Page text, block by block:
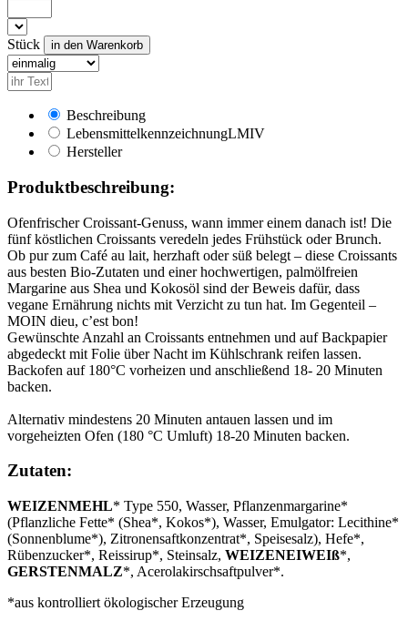
Stück
Beschreibung
LebensmittelkennzeichnungLMIV
Hersteller
Produktbeschreibung:
Ofenfrischer Croissant-Genuss, wann immer einem danach ist! Die
fünf köstlichen Croissants veredeln jedes Frühstück oder Brunch.
Ob pur zum Café au lait, herzhaft oder süß belegt – diese Croissants
aus besten Bio-Zutaten und einer hochwertigen, palmölfreien
Margarine aus Shea und Kokosöl sind der Beweis dafür, dass
vegane Ernährung nichts mit Verzicht zu tun hat. Im Gegenteil –
MOIN dieu, c’est bon!
Gewünschte Anzahl an Croissants entnehmen und auf Backpapier
abgedeckt mit Folie über Nacht im Kühlschrank reifen lassen.
Backofen auf 180°C vorheizen und anschließend 18- 20 Minuten
backen.
Alternativ mindestens 20 Minuten antauen lassen und im
vorgeheizten Ofen (180 °C Umluft) 18-20 Minuten backen.
Zutaten:
WEIZENMEHL* Type 550, Wasser, Pflanzenmargarine*
(Pflanzliche Fette* (Shea*, Kokos*), Wasser, Emulgator: Lecithine*
(Sonnenblume*), Zitronensaftkonzentrat*, Speisesalz), Hefe*,
Rübenzucker*, Reissirup*, Steinsalz, WEIZENEIWEIß*,
GERSTENMALZ*, Acerolakirschsaftpulver*.
*aus kontrolliert ökologischer Erzeugung